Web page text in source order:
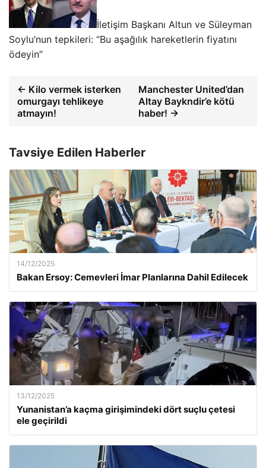
İletişim Başkanı Altun ve Süleyman
Soylu’nun tepkileri: “Bu aşağılık hareketlerin fiyatını
ödeyin”
← Kilo vermek isterken
omurgayı tehlikeye
atmayın!
Manchester United’dan
Altay Baykndir’e kötü
haber! →
Tavsiye Edilen Haberler
14/12/2025
Bakan Ersoy: Cemevleri İmar Planlarına Dahil Edilecek
13/12/2025
Yunanistan’a kaçma girişimindeki dört suçlu çetesi
ele geçirildi